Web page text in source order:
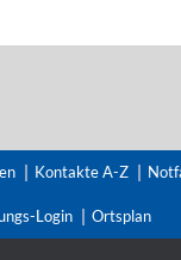
Kontakte A-Z
Login Ortsplan